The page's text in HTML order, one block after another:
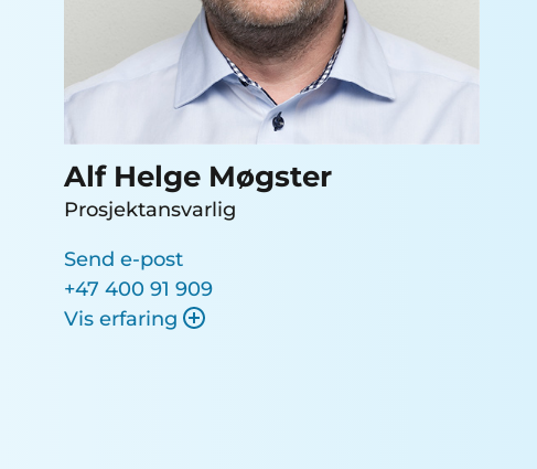
Alf Helge Møgster
Prosjektansvarlig
Send e-post
+47 400 91 909
Vis erfaring